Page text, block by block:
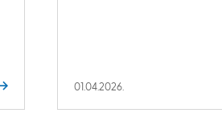
01.04.2026.